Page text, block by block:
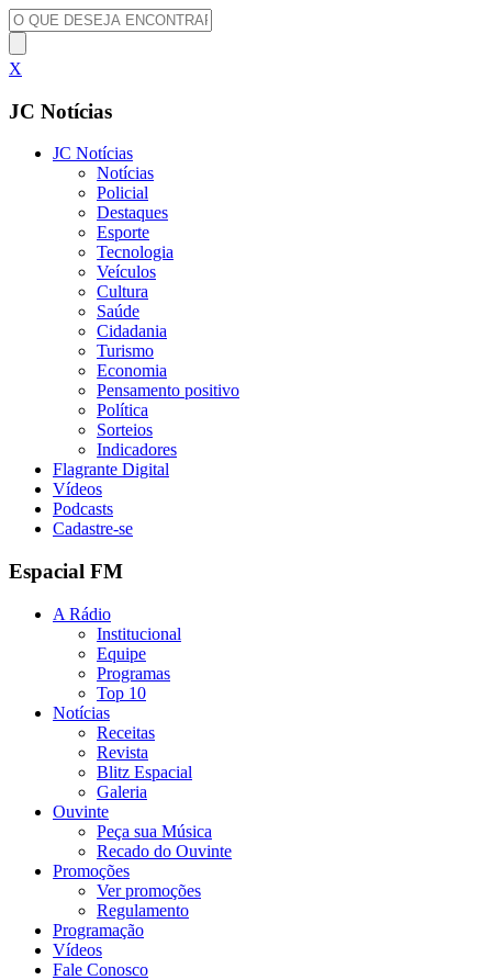
X
JC Notícias
JC Notícias
Notícias
Policial
Destaques
Esporte
Tecnologia
Veículos
Cultura
Saúde
Cidadania
Turismo
Economia
Pensamento positivo
Política
Sorteios
Indicadores
Flagrante Digital
Vídeos
Podcasts
Cadastre-se
Espacial FM
A Rádio
Institucional
Equipe
Programas
Top 10
Notícias
Receitas
Revista
Blitz Espacial
Galeria
Ouvinte
Peça sua Música
Recado do Ouvinte
Promoções
Ver promoções
Regulamento
Programação
Vídeos
Fale Conosco